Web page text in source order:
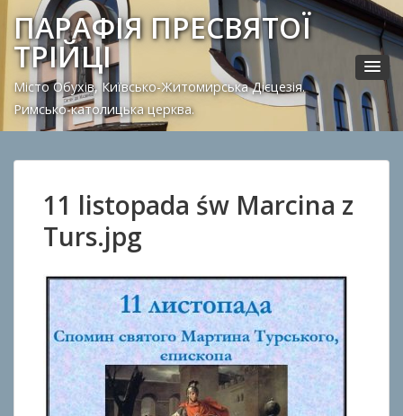
ПАРАФІЯ ПРЕСВЯТОЇ
ТРІЙЦІ
Місто Обухів, Київсько-Житомирська Дієцезія.
Римсько-католицька церква.
11 listopada św Marcina z
Turs.jpg